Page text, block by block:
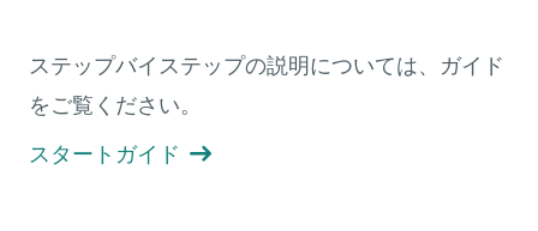
ステップバイステップの説明については、ガイド
をご覧ください。
スタートガイド 